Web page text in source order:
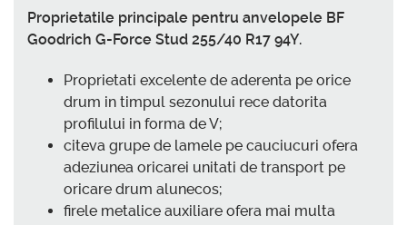
Proprietatile principale pentru anvelopele BF
Goodrich G-Force Stud 255/40 R17 94Y.
Proprietati excelente de aderenta pe orice
drum in timpul sezonului rece datorita
profilului in forma de V;
citeva grupe de lamele pe cauciucuri ofera
adeziunea oricarei unitati de transport pe
oricare drum alunecos;
firele metalice auxiliare ofera mai multa